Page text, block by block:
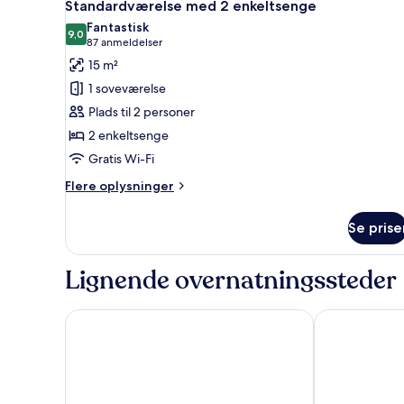
alle
billeder
af
Standardværelse
med
2
enkeltsenge
Standardværelse med 2 enkeltsenge
9,09,0 ud af 10
Fantastisk
87 anmeldelser
(87
anmeldelser)
15 m²
1 soveværelse
Plads til 2 personer
2 enkeltsenge
Gratis Wi-Fi
Flere oplysninger
Flere
med
enkeltsenge
Se
Lignende overnatningssteder
Norsminde Kro Montra Hotel